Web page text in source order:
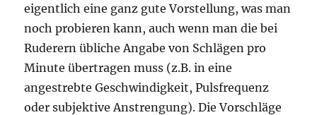
eigentlich eine ganz gute Vorstellung, was man
noch probieren kann, auch wenn man die bei
Ruderern übliche Angabe von Schlägen pro
Minute übertragen muss (z.B. in eine
angestrebte Geschwindigkeit, Pulsfrequenz
oder subjektive Anstrengung). Die Vorschläge